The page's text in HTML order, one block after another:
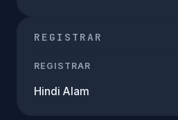
REGISTRAR
REGISTRAR
Hindi Alam